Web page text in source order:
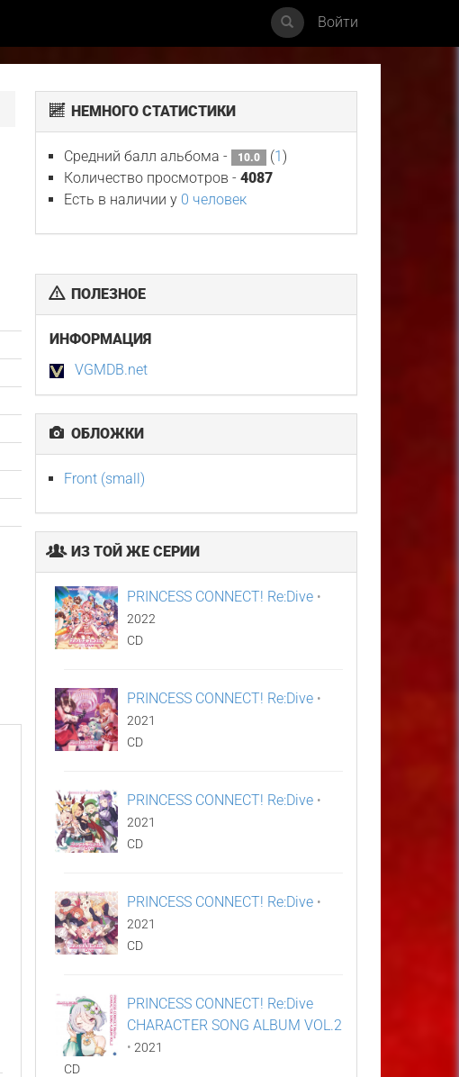
Войти
НЕМНОГО СТАТИСТИКИ
Средний балл альбома - 10.0 (1)
Количество просмотров -4087
Есть в наличии у 0 человек
ПОЛЕЗНОЕ
ИНФОРМАЦИЯ
VGMDB.net
ОБЛОЖКИ
Front (small)
ИЗ ТОЙ ЖЕ СЕРИИ
PRINCESS CONNECT! Re:Dive •
2022
CD
PRINCESS CONNECT! Re:Dive •
2021
CD
PRINCESS CONNECT! Re:Dive •
2021
CD
PRINCESS CONNECT! Re:Dive •
2021
CD
PRINCESS CONNECT! Re:Dive
CHARACTER SONG ALBUM VOL.2
• 2021
CD